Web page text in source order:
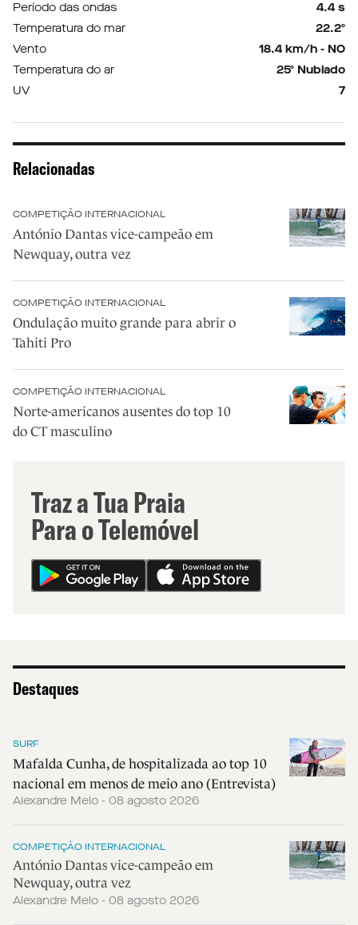
Período das ondas
4.4 s
Temperatura do mar
22.2º
Vento
18.4 km/h - NO
Temperatura do ar
25º Nublado
UV
7
Relacionadas
COMPETIÇÃO INTERNACIONAL
António Dantas vice-campeão em
Newquay, outra vez
COMPETIÇÃO INTERNACIONAL
Ondulação muito grande para abrir o
Tahiti Pro
COMPETIÇÃO INTERNACIONAL
Norte-americanos ausentes do top 10
do CT masculino
Traz a Tua Praia
Para o Telemóvel
Destaques
SURF
Mafalda Cunha, de hospitalizada ao top 10
nacional em menos de meio ano (Entrevista)
Alexandre Melo - 08 agosto 2026
COMPETIÇÃO INTERNACIONAL
António Dantas vice-campeão em
Newquay, outra vez
Alexandre Melo - 08 agosto 2026